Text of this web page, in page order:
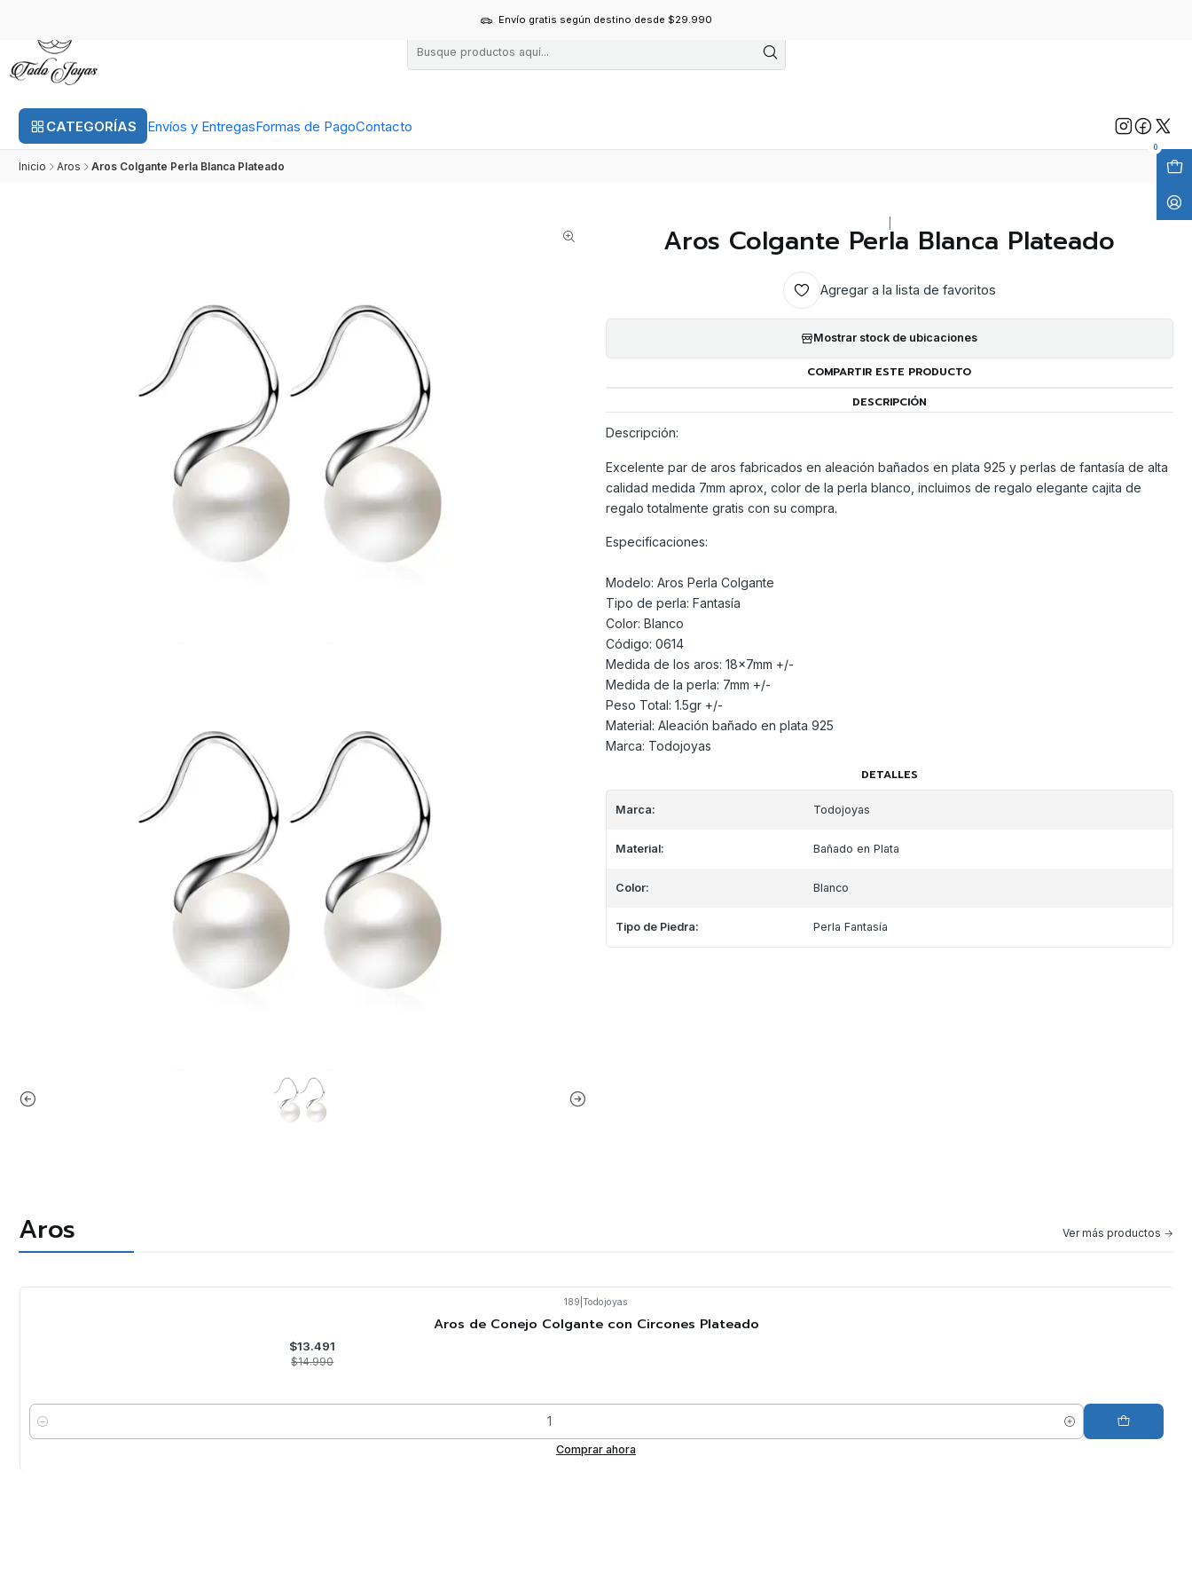
CATEGORÍAS Envíos y EntregasFormas de PagoContacto
0
Envío gratis según destino desde $29.990
Inicio Aros Aros Colgante Perla Blanca Plateado
Aros Colgante Perla Blanca Plateado
Agregar a la lista de favoritos
Mostrar stock de ubicaciones
COMPARTIR ESTE PRODUCTO
DESCRIPCIÓN
Descripción:
Excelente par de aros fabricados en aleación bañados en plata 925 y perlas de fantasía de alta
calidad medida 7mm aprox, color de la perla blanco, incluimos de regalo elegante cajita de
regalo totalmente gratis con su compra.
Especificaciones:
Modelo: Aros Perla Colgante
Tipo de perla: Fantasía
Color: Blanco
Código: 0614
Medida de los aros: 18x7mm +/-
Medida de la perla: 7mm +/-
Peso Total: 1.5gr +/-
Material: Aleación bañado en plata 925
Marca: Todojoyas
DETALLES
Marca: Todojoyas
Material: Bañado en Plata
Color: Blanco
Tipo de Piedra: Perla Fantasía
Aros Ver más productos
189 Todojoyas
Aros de Conejo Colgante con Circones Plateado
$13.491
$14.990
Cantidad
Comprar ahora